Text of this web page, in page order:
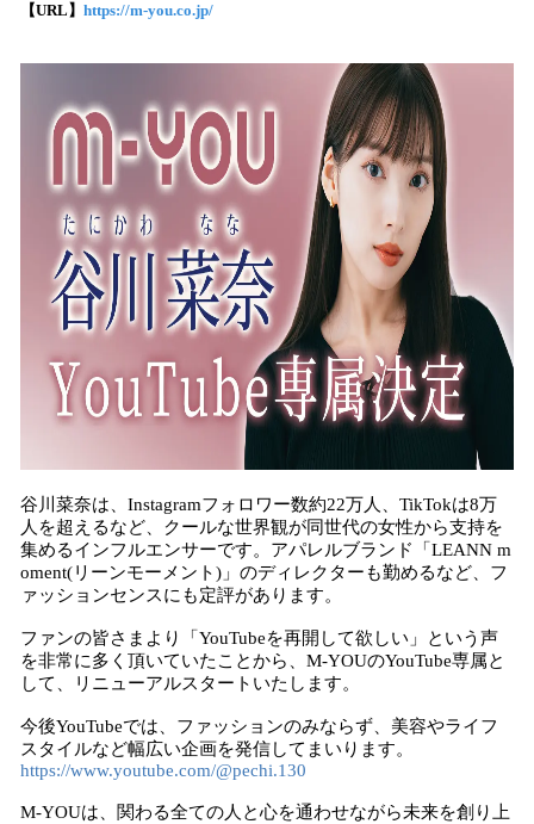
込
す
【URL】 https://m-you.co.jp/
谷川菜奈は、Instagramフォロワー数約22万人、TikTokは8万
人を超えるなど、クールな世界観が同世代の女性から支持を
集めるインフルエンサーです。アパレルブランド「LEANN m
oment(リーンモーメント)」のディレクターも勤めるなど、フ
ァッションセンスにも定評があります。
ファンの皆さまより「YouTubeを再開して欲しい」という声
を非常に多く頂いていたことから、M-YOUのYouTube専属と
して、リニューアルスタートいたします。
今後YouTubeでは、ファッションのみならず、美容やライフ
スタイルなど幅広い企画を発信してまいります。
https://www.youtube.com/@pechi.130
M-YOUは、関わる全ての人と心を通わせながら未来を創り上